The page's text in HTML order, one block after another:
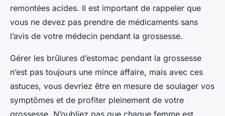
remontées acides. Il est important de rappeler que
vous ne devez pas prendre de médicaments sans
l’avis de votre médecin pendant la grossesse.
Gérer les brûlures d’estomac pendant la grossesse
n’est pas toujours une mince affaire, mais avec ces
astuces, vous devriez être en mesure de soulager vos
symptômes et de profiter pleinement de votre